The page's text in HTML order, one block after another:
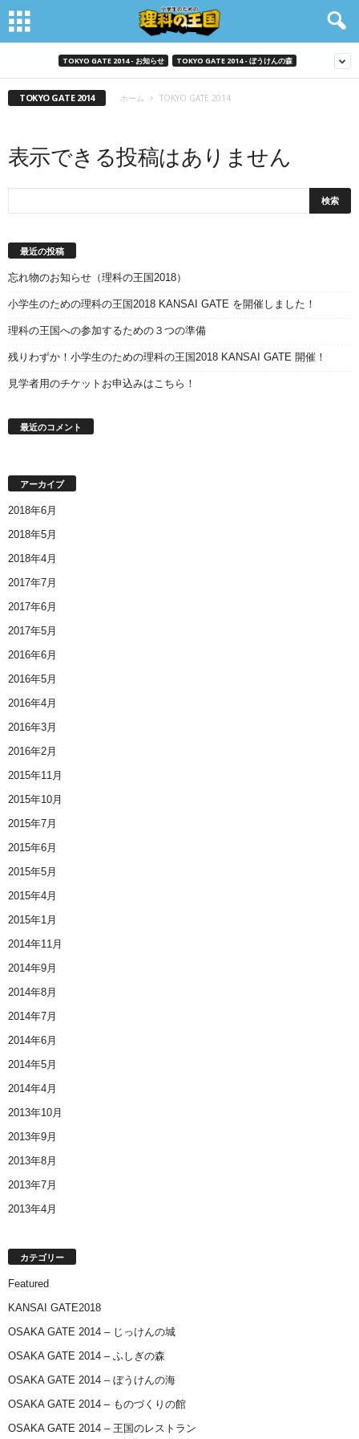
TOKYO GATE 2014 - お知らせ TOKYO GATE 2014 - ぼうけんの森
TOKYO GATE 2014 ホーム TOKYO GATE 2014
表示できる投稿はありません
最近の投稿
忘れ物のお知らせ（理科の王国2018）
小学生のための理科の王国2018 KANSAI GATE を開催しました！
理科の王国への参加するための３つの準備
残りわずか！小学生のための理科の王国2018 KANSAI GATE 開催！
見学者用のチケットお申込みはこちら！
最近のコメント
アーカイブ
2018年6月
2018年5月
2018年4月
2017年7月
2017年6月
2017年5月
2016年6月
2016年5月
2016年4月
2016年3月
2016年2月
2015年11月
2015年10月
2015年7月
2015年6月
2015年5月
2015年4月
2015年1月
2014年11月
2014年9月
2014年8月
2014年7月
2014年6月
2014年5月
2014年4月
2013年10月
2013年9月
2013年8月
2013年7月
2013年4月
カテゴリー
Featured
KANSAI GATE2018
OSAKA GATE 2014 – じっけんの城
OSAKA GATE 2014 – ふしぎの森
OSAKA GATE 2014 – ぼうけんの海
OSAKA GATE 2014 – ものづくりの館
OSAKA GATE 2014 – 王国のレストラン